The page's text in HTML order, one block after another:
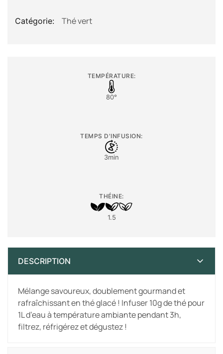
Catégorie: Thé vert
TEMPÉRATURE:
80°
TEMPS D'INFUSION:
3min
THÉINE:
1.5
DESCRIPTION
Mélange savoureux, doublement gourmand et
rafraîchissant en thé glacé ! Infuser 10g de thé pour
1L d’eau à température ambiante pendant 3h,
filtrez, réfrigérez et dégustez !